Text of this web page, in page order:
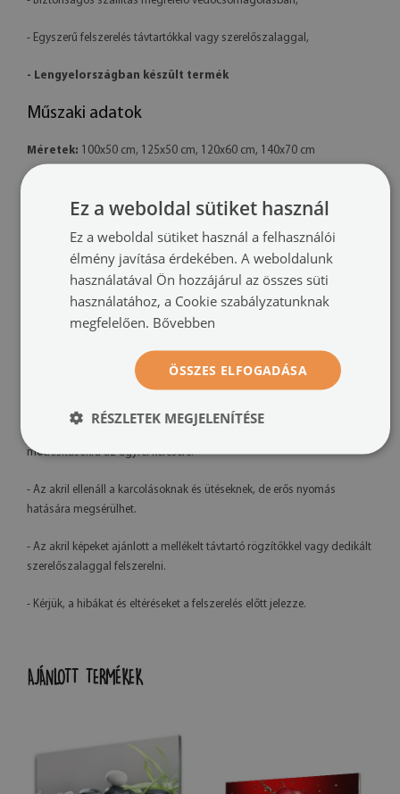
- Egyszerű felszerelés távtartókkal vagy szerelőszalaggal,
- Lengyelországban készült termék
Műszaki adatok
Méretek: 100x50 cm, 125x50 cm, 120x60 cm, 140x70 cm
Tájolás:vízszintes
Felszerelési rendszer:távtartó rögzítők vagy szerelőszalag
- A kész termék színei enyhén eltérhetnek a látványtervtől a monitor
módosításokra az ügyfél kérésére.
- Az akril ellenáll a karcolásoknak és ütéseknek, de erős nyomás
hatására megsérülhet.
- Az akril képeket ajánlott a mellékelt távtartó rögzítőkkel vagy dedikált
szerelőszalaggal felszerelni.
- Kérjük, a hibákat és eltéréseket a felszerelés előtt jelezze.
AJÁNLOTT TERMÉKEK
Ez a weboldal sütiket használ
Ez a weboldal sütiket használ a felhasználói
élmény javítása érdekében. A weboldalunk
használatával Ön hozzájárul az összes süti
használatához, a Cookie szabályzatunknak
megfelelően. Bővebben
ÖSSZES ELFOGADÁSA
RÉSZLETEK MEGJELENÍTÉSE